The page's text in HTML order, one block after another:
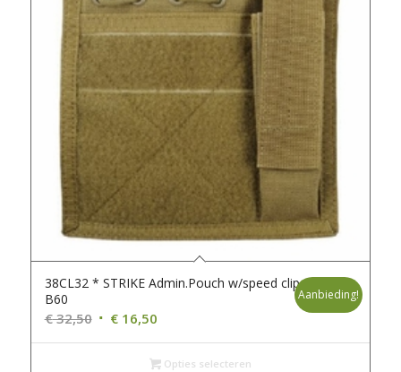
38CL32 * STRIKE Admin.Pouch w/speed clips *
B60
€32,50 Oorspronkelijke
prijs
€16,50Huidige
prijs
is:
Aanbieding!
Opties selecteren